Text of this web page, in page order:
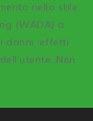
nello stile
(WADA) a
danni, effetti
Non